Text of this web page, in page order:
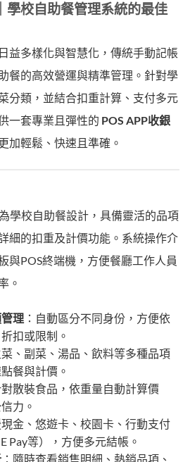
學校自助餐管理系統的最佳
益多樣化與智慧化，傳統手動記帳
餐的高效營運與精準管理。針對學
分類，並結合扣重計算、支付多元
一套專業且彈性的 POS APP收銀
加輕鬆、快速且準確。
學校自助餐設計，具備靈活的品項
細的扣重及計價功能。系統操作介
與POS終端機，方便餐廳工作人員
。
理：自動區分不同身份，方便依
扣或限制。
、副菜、湯品、飲料等多種品項
餐與計價。
散裝食品，依重量自動計算價
力。
金、悠遊卡、校園卡、行動支付
Pay等），方便多元結帳。
：隨時查看銷售明細、熱銷品項、